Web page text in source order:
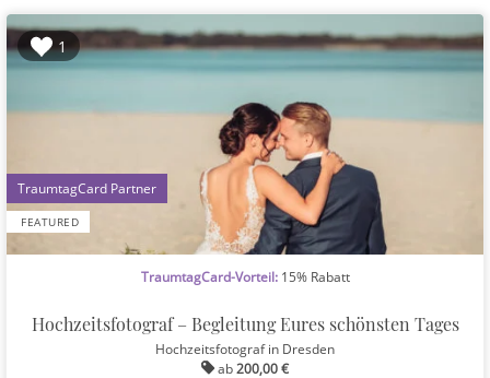
1
FEATURED
TraumtagCard-Vorteil:15% Rabatt
Hochzeitsfotograf – Begleitung Eures schönsten Tages
Hochzeitsfotografin Dresden
ab200,00 €